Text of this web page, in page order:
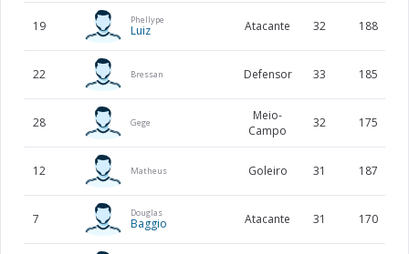
19 Phellype
Luiz Atacante 32 188
22 Bressan Defensor 33 185
28 Gege
Meio-
Campo
32 175
12 Matheus Goleiro 31 187
7 Douglas
Baggio Atacante 31 170